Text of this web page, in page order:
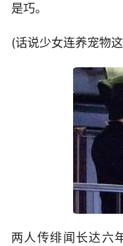
是巧。
(话说少女连养宠物
两人传绯闻长达六